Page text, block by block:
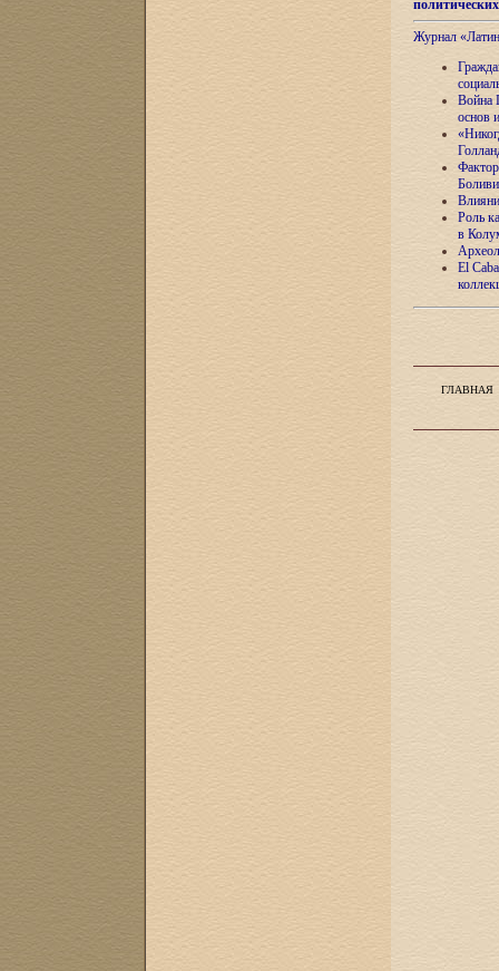
Журнал
Война
основ
Роль
в
El
ГЛАВНАЯ